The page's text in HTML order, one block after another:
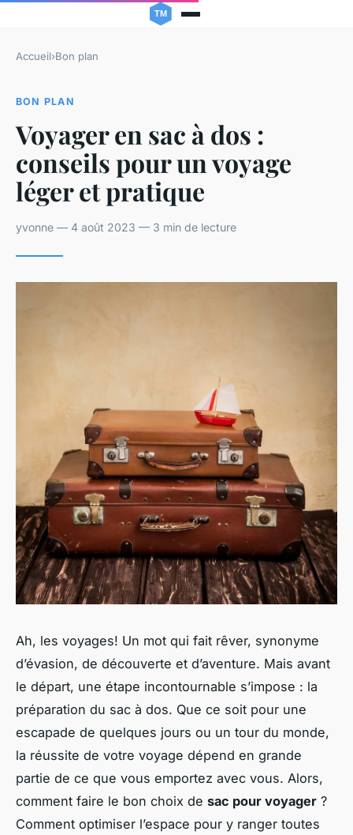
Accueil›Bon plan
BON PLAN
Voyager en sac à dos :
conseils pour un voyage
léger et pratique
yvonne — 4 août 2023 — 3 min de lecture
Ah, les voyages! Un mot qui fait rêver, synonyme
d’évasion, de découverte et d’aventure. Mais avant
le départ, une étape incontournable s’impose : la
préparation du sac à dos. Que ce soit pour une
escapade de quelques jours ou un tour du monde,
la réussite de votre voyage dépend en grande
partie de ce que vous emportez avec vous. Alors,
comment faire le bon choix de sac pour voyager ?
Comment optimiser l’espace pour y ranger toutes